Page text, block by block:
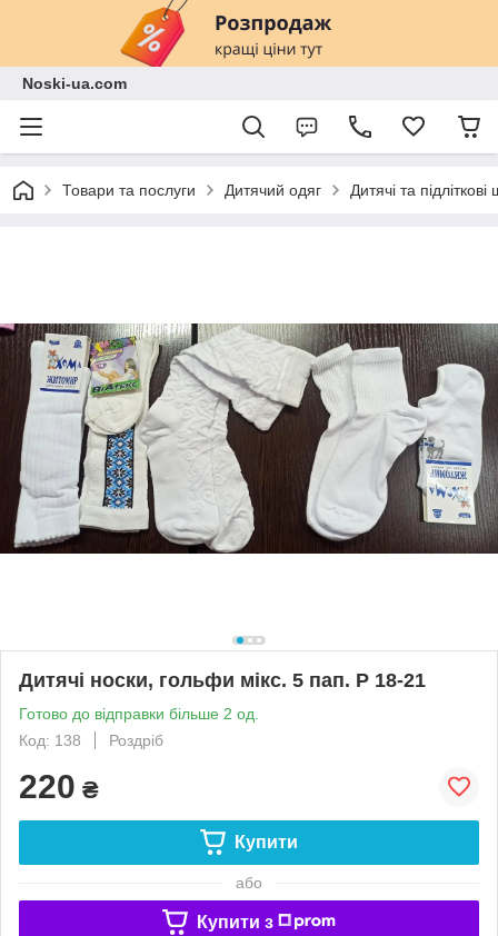
Noski-ua.com
Товари та послуги Дитячий одяг Дитячі та
Дитячі носки, гольфи мікс. 5 пап. Р 18-21
Готово до відправки більше 2 од.
Код: 138
Роздріб
220 ₴
Купити
або
Купити з